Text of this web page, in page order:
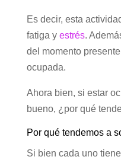
Es decir, esta
fatiga y estrés.
del momento
ocupada.
Ahora bien, si estar
bueno, ¿por qué
Por qué tendemos a
Si bien cada uno